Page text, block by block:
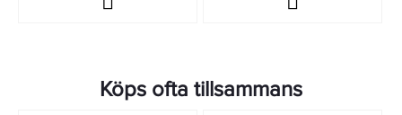
Köps ofta tillsammans